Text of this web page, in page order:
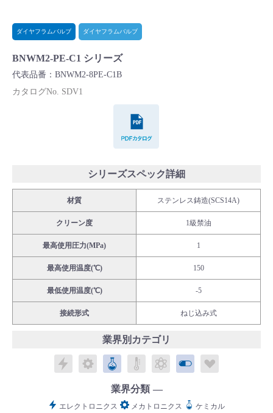
よくあるご質問(FAQ)・用語集
Cv値・流量計算ツール
バルブと継手のきほん
説明会・講習会
ログイン
会社情報
Corporate Blog
Language：日本語／ English
ダイヤフラムバルブ ダイヤフラムバルブ
BNWM2-PE-C1 シリーズ
代表品番：BNWM2-8PE-C1B
カタログNo. SDV1
シリーズスペック詳細
材質 ステンレス鋳造(SCS14A)
クリーン度 1級禁油
最高使用圧力(MPa) 1
最高使用温度(℃) 150
最低使用温度(℃) -5
接続形式 ねじ込み式
業界別カテゴリ
エレクトロニクス
メカトロニクス
ケミカルパブリックラボラトリ
エネルギーバイオメディカ
業界分類
エレクトロニクス メカトロニクス
ケミカル